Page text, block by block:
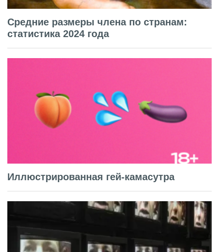
Средние размеры члена по странам:
статистика 2024 года
Иллюстрированная гей-камасутра